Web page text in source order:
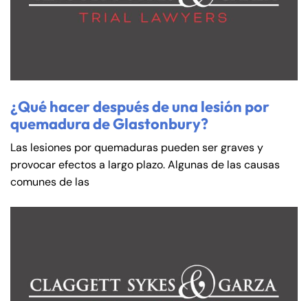
¿Qué hacer después de una lesión por
quemadura de Glastonbury?
Las lesiones por quemaduras pueden ser graves y
provocar efectos a largo plazo. Algunas de las causas
comunes de las